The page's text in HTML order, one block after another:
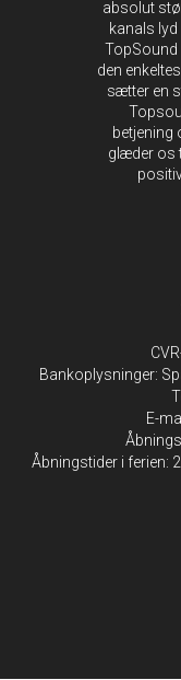
absolut
kanals lyd
TopSound
den
sætter en
betjening
glæder os
Bankoplysninger:
E-
Åbningstider i ferien: